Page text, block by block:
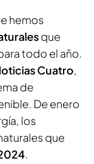
hemos
que
todo el año.
Cuatro,
de
De enero
los
que
.